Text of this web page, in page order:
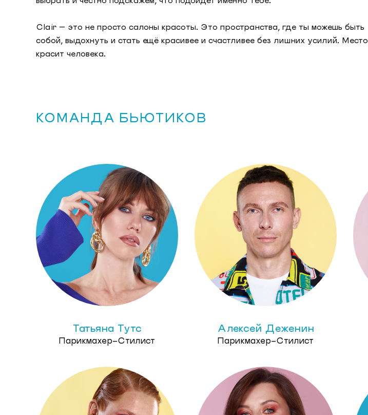
Clair — это не просто салоны красоты. Это пространства, где ты можешь быть
собой, выдохнуть и стать ещё красивее и счастливее без лишних усилий. Место
красит человека.
КОМАНДА БЬЮТИКОВ
Татьяна Тутс
Парикмахер-Стилист
Алексей Деженин
Парикмахер-Стилист